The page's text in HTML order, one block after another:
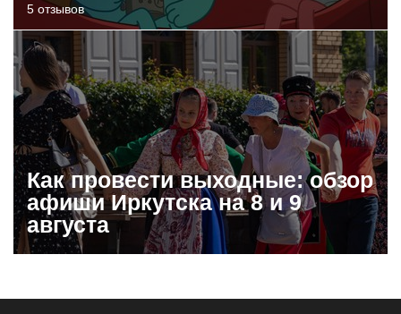
5 отзывов
Как провести выходные: обзор
афиши Иркутска на 8 и 9
августа